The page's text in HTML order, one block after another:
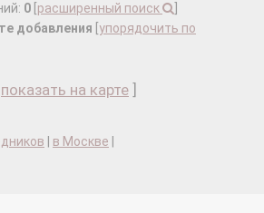
0 расширенный поиск
добавления упорядочить по
показать на карте
в Москве